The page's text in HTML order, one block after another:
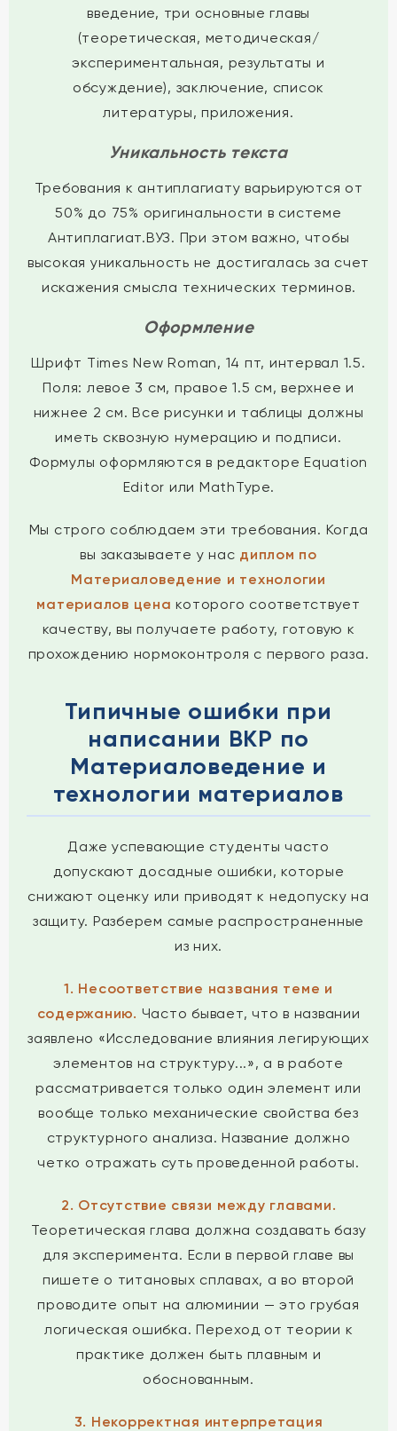
введение, три основные главы
(теоретическая, методическая/
экспериментальная, результаты и
обсуждение), заключение, список
литературы, приложения.
Уникальность текста
Требования к антиплагиату варьируются от
50% до 75% оригинальности в системе
Антиплагиат.ВУЗ. При этом важно, чтобы
высокая уникальность не достигалась за счет
искажения смысла технических терминов.
Оформление
Шрифт Times New Roman, 14 пт, интервал 1.5.
Поля: левое 3 см, правое 1.5 см, верхнее и
нижнее 2 см. Все рисунки и таблицы должны
иметь сквозную нумерацию и подписи.
Формулы оформляются в редакторе Equation
Editor или MathType.
Мы строго соблюдаем эти требования. Когда
вы заказываете у нас диплом по
Материаловедение и технологии
материалов цена которого соответствует
качеству, вы получаете работу, готовую к
прохождению нормоконтроля с первого раза.
Типичные ошибки при
написании ВКР по
Материаловедение и
технологии материалов
Даже успевающие студенты часто
допускают досадные ошибки, которые
снижают оценку или приводят к недопуску на
защиту. Разберем самые распространенные
из них.
1. Несоответствие названия теме и
содержанию. Часто бывает, что в названии
заявлено «Исследование влияния легирующих
элементов на структуру...», а в работе
рассматривается только один элемент или
вообще только механические свойства без
структурного анализа. Название должно
четко отражать суть проведенной работы.
2. Отсутствие связи между главами.
Теоретическая глава должна создавать базу
для эксперимента. Если в первой главе вы
пишете о титановых сплавах, а во второй
проводите опыт на алюминии — это грубая
логическая ошибка. Переход от теории к
практике должен быть плавным и
обоснованным.
3. Некорректная интерпретация